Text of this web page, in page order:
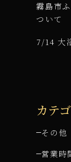
霧島市
ついて
7/14 大
カテ
その他
営業時